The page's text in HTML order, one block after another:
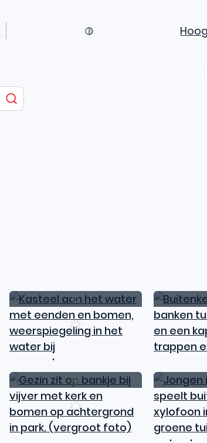
Zoeken
Capture Capture
Westtoer